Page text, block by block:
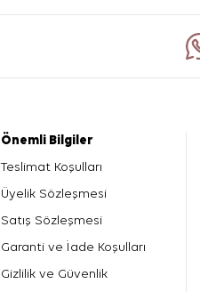
Önemli Bilgiler
Teslimat Koşulları
Üyelik Sözleşmesi
Satış Sözleşmesi
Garanti ve İade Koşulları
Gizlilik ve Güvenlik